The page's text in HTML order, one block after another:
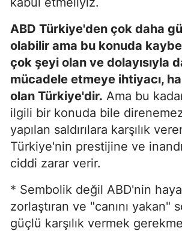
ABD Türkiye'den çok daha
olabilir ama bu konuda
çok şeyi olan ve dolayısıyla
mücadele etmeye ihtiyacı,
olan Türkiye'dir. Ama bu
ilgili bir konuda bile
yapılan saldırılara karşılık
Türkiye'nin prestijine ve
ciddi zarar verir.
* Sembolik değil ABD'nin
zorlaştıran ve "canını yakan"
güçlü karşılık vermek